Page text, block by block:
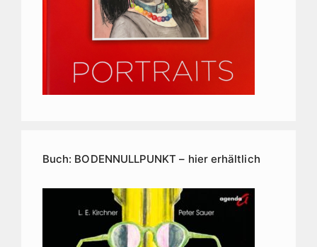
Buch: BODENNULLPUNKT – hier erhältlich